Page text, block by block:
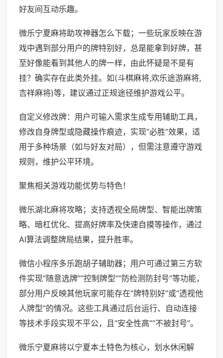
好友间互动乐趣。
微乐宁夏麻将助攻神器怎么下载；一些玩家反映在游
戏中遇到部分用户的牌特别好，总是能拿到好牌，甚
至好像能看到其他人的牌一样，由此怀疑是不是有
挂？确实存在此类外挂。如(斗棋麻将,欢乐途游麻将,
吉祥麻将)等，建议通过正规途径维护游戏公平。
自定义修改牌：用户可输入需求生成专用辅助工具，
修改自身牌型或隐藏操作痕迹，实现“必胜”效果，适
用于多种场景（如与好友对局），但需注意遵守游戏
规则，维护公平环境。
聚焦相关游戏功能优势与特色！
微乐湖北麻将攻略；支持透视全局牌型、智能出牌策
略、暗杠优化、提高好牌率及快速自摸等操作，通过
AI算法调整牌局结果，提升胜率。
微信小程序多乐跑胡子辅助器；用户可通过第三方软
件实现“随意选牌”“控制牌型”“防检测防封号”等功能，
部分用户反映其他玩家可能存在“牌特别好”或“透视他
人牌型”的情况。这些工具通过后台运行、自动连接
等技术手段实现不平公，且“安全性高”“不被封号”。
微乐宁夏麻将以宁夏本土特色为核心，划水休闲解